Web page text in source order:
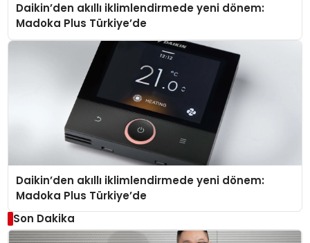
Daikin’den akıllı iklimlendirmede yeni dönem:
Madoka Plus Türkiye’de
Daikin’den akıllı iklimlendirmede yeni dönem:
Madoka Plus Türkiye’de
Son Dakika